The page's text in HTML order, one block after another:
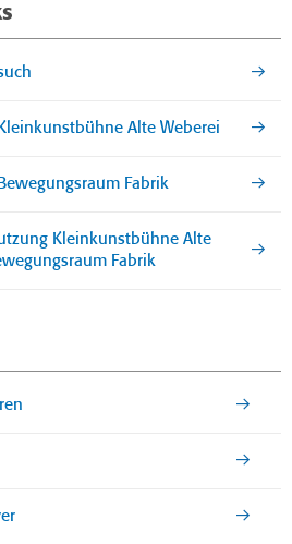
Alte Weberei
Fabrik
Kleinkunstbühne Alte
Fabrik